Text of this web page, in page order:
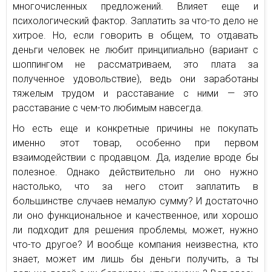
многочисленных предложений. Влияет еще и
психологический фактор. Заплатить за что-то дело не
хитрое. Но, если говорить в общем, то отдавать
деньги человек не любит принципиально (вариант с
шоппингом не рассматриваем, это плата за
полученное удовольствие), ведь они заработаны
тяжелым трудом и расставание с ними — это
расставание с чем-то любимым навсегда.
Но есть еще и конкретные причины не покупать
именно этот товар, особенно при первом
взаимодействии с продавцом. Да, изделие вроде бы
полезное. Однако действительно ли оно нужно
настолько, что за него стоит заплатить в
большинстве случаев немалую сумму? И достаточно
ли оно функциональное и качественное, или хорошо
ли подходит для решения проблемы, может, нужно
что-то другое? И вообще компания неизвестна, кто
знает, может им лишь бы деньги получить, а ты